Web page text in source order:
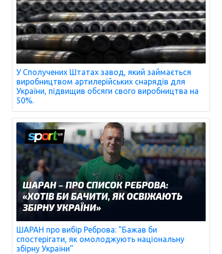
У Сполучених Штатах завод, який займається
виробництвом артилерійських снарядів для
України, підвищив обсяги свого виробництва на
50%.
ШАРАН про вибір Реброва: "Бажав би
спостерігати, як омолоджують національну
збірну України"